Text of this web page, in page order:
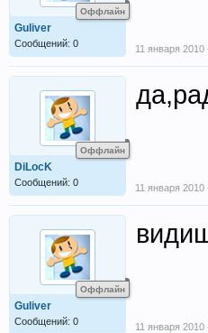
Оффлайн
Guliver
Сообщений: 0 11 января 2010
Оффлайн
DiLocK
Сообщений: 0 11 января 2010
Оффлайн
Guliver
Сообщений: 0 11 января 2010